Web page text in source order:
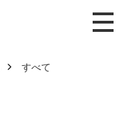
すべて